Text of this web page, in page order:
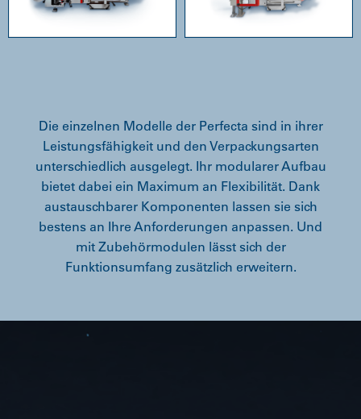
Die einzelnen Modelle der Perfecta sind in ihrer
Leistungsfähigkeit und den Verpackungsarten
unterschiedlich ausgelegt. Ihr modularer Aufbau
bietet dabei ein Maximum an Flexibilität. Dank
austauschbarer Komponenten lassen sie sich
bestens an Ihre Anforderungen anpassen. Und
mit Zubehörmodulen lässt sich der
Funktionsumfang zusätzlich erweitern.